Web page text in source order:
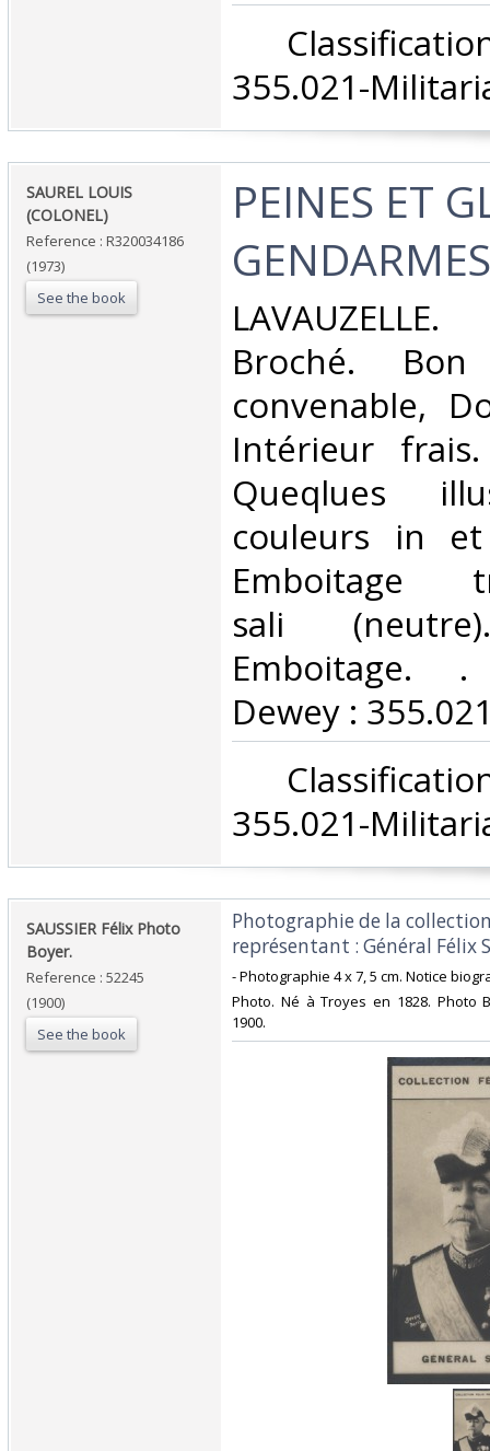
355.021-
‎SAUREL LOUIS
(COLONEL)‎
Reference : R320034186
(1973)
See the book
‎PEINES ET
Broché.
convenable,
Intérieur
Queqlues
couleurs in
Emboitage
sali
Emboitage. .
Dewey :
355.021-
‎SAUSSIER Félix Photo
Boyer.‎
Reference : 52245
(1900)
See the book
‎Photographie de la
représentant : Général Félix
‎- Photographie 4 x 7, 5 cm. Notice
‎Photo. Né à Troyes en 1828. Photo
1900.‎